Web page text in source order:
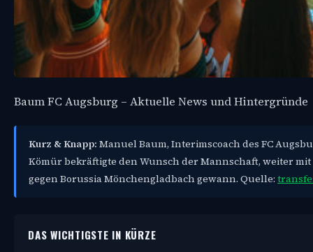
Baum FC Augsburg – Aktuelle News und Hintergründe
Kurz & Knapp: Manuel Baum, Interimscoach des FC
Kömür bekräftigte den Wunsch der Mannschaft, weiter
gegen Borussia Mönchengladbach gewann. Quelle:
DAS WICHTIGSTE IN KÜRZE